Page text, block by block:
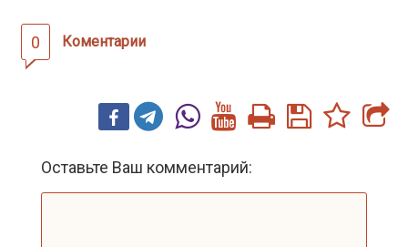
0 Коментарии
Оставьте Ваш комментарий: